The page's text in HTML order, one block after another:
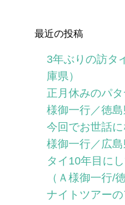
最近の投稿
3年ぶりの訪タ
庫県）
正月休みのパ
様御一行／徳島
今回でお世話
様御一行／広島
タイ10年目に
（Ａ様御一行/
ナイトツアー